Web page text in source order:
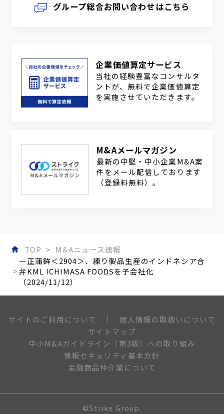
グループ総合お問い合わせはこちら
企業価値算定サービス
当社の経験豊富なコンサルタ
ントが、無料で企業価値算定
を実施させていただきます。
M&Aメールマガジン
最新の中堅・中小企業M&A案
件をメール配信しております
（登録料無料）。
TOP
M&Aニュース速報
一正蒲鉾＜2904＞、練り製品生産のインドネシア合
弁KML ICHIMASA FOODSを子会社化
（2024/11/12）
サイトのご利用について
個人情報の取扱いについて
サイトマップ
中小M&Aガイドライン（第3版）への取り組み
情報セキュリティ基本方針
金融商品仲介業について
©Strike Group.